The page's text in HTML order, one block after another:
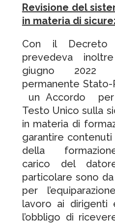
Revisione del
in materia di
Con il
prevedeva
giugno 2022
permanente
un Accordo
Testo Unico sulla
in materia di
garantire
della
carico del
particolare sono
per
lavoro ai
l’obbligo di